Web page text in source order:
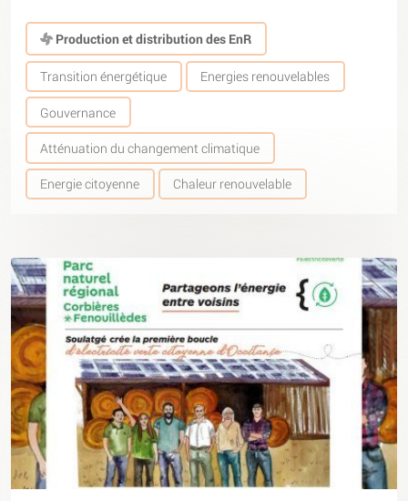
Production et distribution des EnR
Transition énergétique Energies renouvelables
Gouvernance
Atténuation du changement climatique
Energie citoyenne Chaleur renouvelable